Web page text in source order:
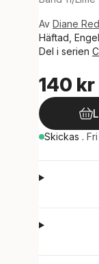
Av Diane
Häftad,
Del i serien
140 kr
Skickas .